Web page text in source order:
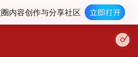
内容创作与分享社区